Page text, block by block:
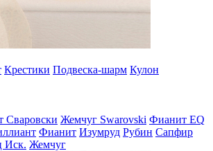
Крестики Подвеска-шарм Кулон
Сваровски Жемчуг Swarovski Фианит EQ
Фианит Изумруд Рубин Сапфир
Иск. Жемчуг